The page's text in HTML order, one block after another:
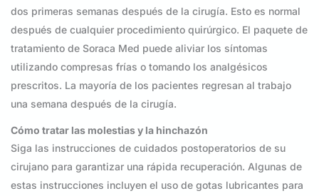
dos primeras semanas después de la cirugía. Esto es normal
después de cualquier procedimiento quirúrgico. El paquete de
tratamiento de Soraca Med puede aliviar los síntomas
utilizando compresas frías o tomando los analgésicos
prescritos. La mayoría de los pacientes regresan al trabajo
una semana después de la cirugía.
Cómo tratar las molestias y la hinchazón
Siga las instrucciones de cuidados postoperatorios de su
cirujano para garantizar una rápida recuperación. Algunas de
estas instrucciones incluyen el uso de gotas lubricantes para